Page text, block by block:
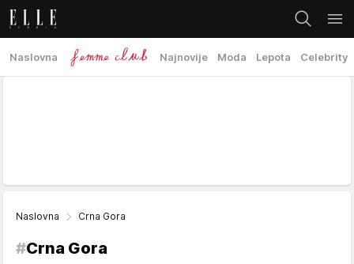
Naslovna Najnovije Moda Lepota Celebrity
Naslovna Crna Gora
#Crna Gora